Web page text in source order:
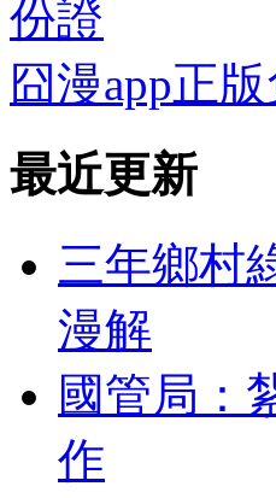
份證
囧漫app正
最近更新
三年鄉村
漫解
國管局：
作